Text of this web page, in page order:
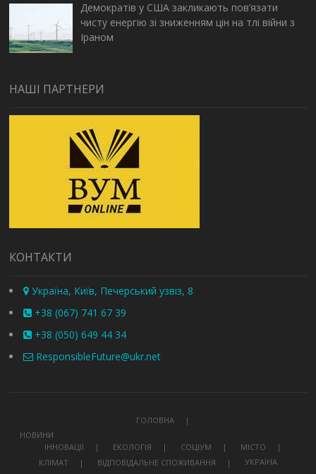
Демократів у США закликають пов’язати
чисту енергію зі зниженням цін на тлі війни з
Іраном
НАШІ ПАРТНЕРИ
КОНТАКТИ
Україна, Київ, Печерський узвіз, 8
+38 (067) 741 67 39
+38 (050) 649 44 34
ResponsibleFuture@ukr.net
ГОЛОВНА
НОВИНИ
ІННОВАЦІЇ
ЕКОЛОГІЯ СОЦІУМ
МІСТО
КЛІМАТ
ВІДПОВІДАЛЬНЕ СПОЖИВАННЯ УКРАЇНА